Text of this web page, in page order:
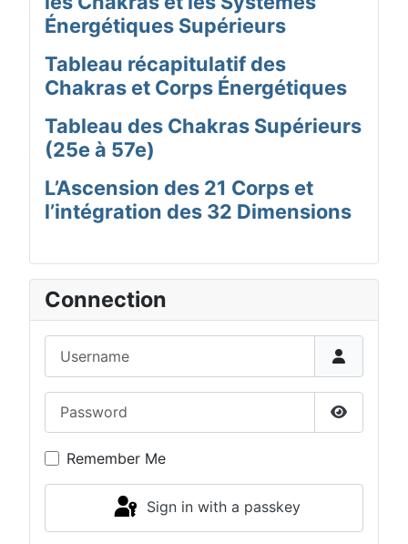
Énergétiques Supérieurs
Tableau récapitulatif des
Chakras et Corps Énergétiques
Tableau des Chakras Supérieurs
(25e à 57e)
L’Ascension des 21 Corps et
l’intégration des 32 Dimensions
Connection
Show
Remember Me
Sign in with a passkey